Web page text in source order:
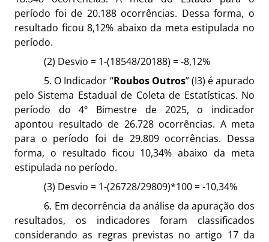
período foi de 20.188 ocorrências. Dessa forma, o
resultado ficou 8,12% abaixo da meta estipulada no
período.
(2) Desvio = 1-(18548/20188) = -8,12%
5. O Indicador “Roubos Outros” (I3) é apurado
pelo Sistema Estadual de Coleta de Estatísticas. No
período do 4º Bimestre de 2025, o indicador
apontou resultado de 26.728 ocorrências. A meta
para o período foi de 29.809 ocorrências. Dessa
forma, o resultado ficou 10,34% abaixo da meta
estipulada no período.
(3) Desvio = 1-(26728/29809)*100 = -10,34%
6. Em decorrência da análise da apuração dos
resultados, os indicadores foram classificados
considerando as regras previstas no artigo 17 da